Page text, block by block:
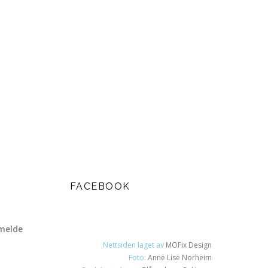
FACEBOOK
Nettsiden laget av MOFix Design
Foto: Anne Lise Norheim